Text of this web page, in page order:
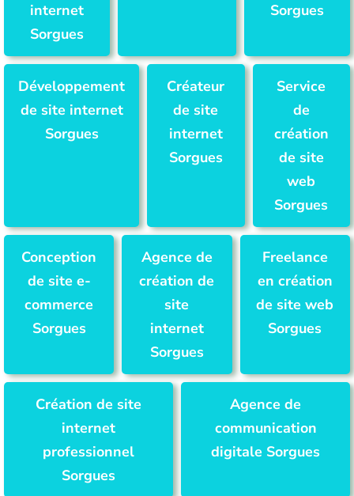
internet
Sorgues
Sorgues
Développement
de site internet
Sorgues
Créateur
de site
internet
Sorgues
Service
de
création
de site
web
Sorgues
Conception
de site e-
commerce
Sorgues
Agence de
création de
site
internet
Sorgues
Freelance
en création
de site web
Sorgues
Création de site
internet
professionnel
Sorgues
Agence de
communication
digitale Sorgues